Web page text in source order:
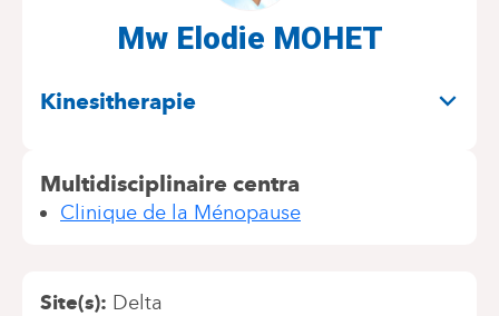
Mw Elodie MOHET
Kinesitherapie
Multidisciplinaire centra
Clinique de la Ménopause
Site(s) Delta